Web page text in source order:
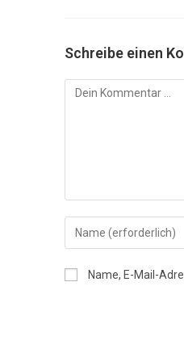
Schreibe einen
Kommentar
Gib
deinen
Namen
Name, E-Mail-